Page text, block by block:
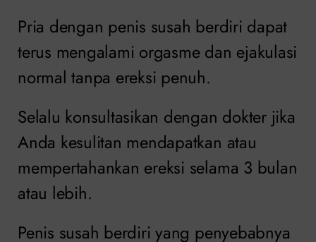
Pria dengan penis susah berdiri dapat
terus mengalami orgasme dan ejakulasi
normal tanpa ereksi penuh.
Selalu konsultasikan dengan dokter jika
Anda kesulitan mendapatkan atau
mempertahankan ereksi selama 3 bulan
atau lebih.
Penis susah berdiri yang penyebabnya